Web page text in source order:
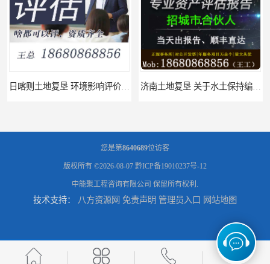
泸州土地复垦 工程节能评估 服务 文山土地复垦 安全应急预案 公司
您是第8640689位访客
版权所有 ©2026-08-07 黔ICP备19010237号-12
中能聚工程咨询有限公司 保留所有权利.
技术支持： 八方资源网 免责声明 管理员入口 网站地图